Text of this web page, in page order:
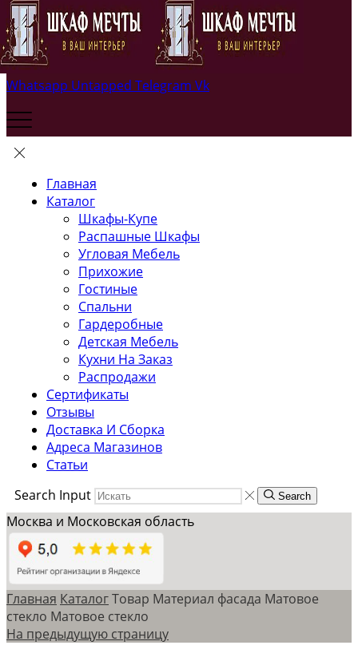
Whatsapp Untapped Telegram Vk
Главная
Каталог
Шкафы-Купе
Распашные Шкафы
Угловая Мебель
Прихожие
Гостиные
Спальни
Гардеробные
Детская Мебель
Кухни На Заказ
Распродажи
Сертификаты
Отзывы
Доставка И Сборка
Адреса Магазинов
Статьи
Search Input
Search
Москва и Московская область
Главная КаталогТовар Материал фасада Матовое
стекло Матовое стекло
На предыдущую страницу